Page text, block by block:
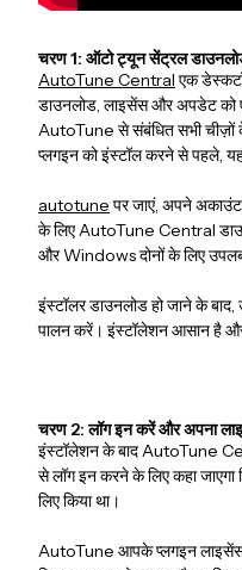
चरण 1: ऑटो ट्यून सेंट्रल
AutoTune Central एक
डाउनलोड, लाइसेंस और अपडेट को
AutoTune से संबंधित सभी चीज़ों
प्लगइन को इंस्टॉल करने से पहले,
autotune पर जाएं, अपने
के लिए AutoTune Central
और Windows दोनों के लिए
इंस्टॉलर डाउनलोड हो जाने के बाद,
पालन करें। इंस्टॉलेशन आसान है
चरण 2: लॉग इन करें और अपना
इंस्टॉलेशन के बाद AutoTune
से लॉग इन करने के लिए कहा
लिए किया था।
AutoTune आपके प्लगइन लाइसेंस